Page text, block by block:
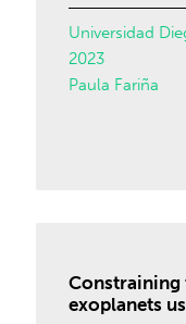
Universidad
2023
Paula Fariña
exoplanets